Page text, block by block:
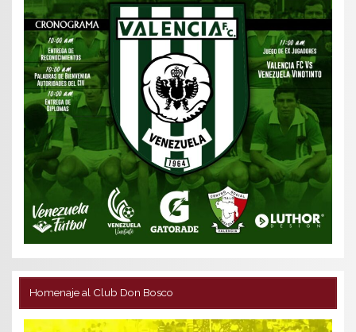
Homenaje al Club Don Bosco